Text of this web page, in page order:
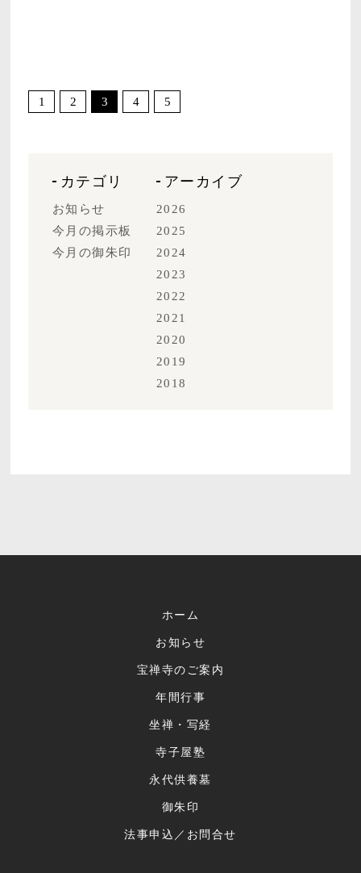
1 2 3 4 5
カテゴリ
お知らせ
今月の掲示板
今月の御朱印
アーカイブ
2026
2025
2024
2023
2022
2021
2020
2019
2018
ホーム
お知らせ
宝禅寺のご案内
年間行事
坐禅・写経
寺子屋塾
永代供養墓
御朱印
法事申込／お問合せ